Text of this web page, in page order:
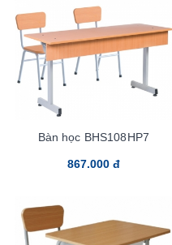
Bàn học BHS108HP7
867.000 đ